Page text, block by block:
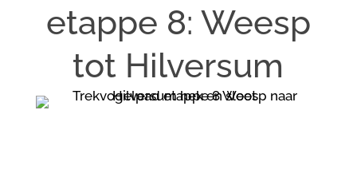
etappe 8: Weesp
tot Hilversum